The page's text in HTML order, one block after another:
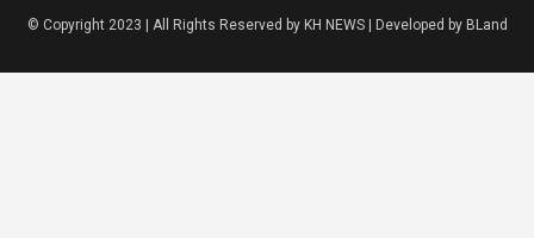
© Copyright 2023 | All Rights Reserved by KH NEWS | Developed by BLand